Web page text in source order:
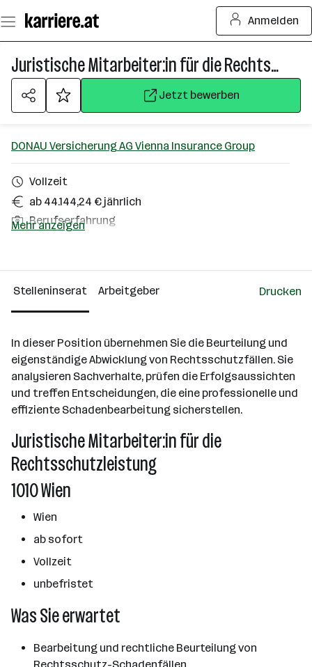
Seiteninhalt
springen
Anmelden
Juristische Mitarbeiter:in für die Rechtsschutzleistung
Jetzt bewerben
DONAU Versicherung AG Vienna Insurance Group
Vollzeit
ab 44.144,24 € jährlich
Berufserfahrung
Wien
Mehr anzeigen
Stelleninserat Arbeitgeber Drucken
In dieser Position übernehmen Sie die Beurteilung und
eigenständige Abwicklung von Rechtsschutzfällen. Sie
analysieren Sachverhalte, prüfen die Erfolgsaussichten
und treffen Entscheidungen, die eine professionelle und
effiziente Schadenbearbeitung sicherstellen.
Juristische Mitarbeiter:in für die
Rechtsschutzleistung
1010 Wien
Wien
ab sofort
Vollzeit
unbefristet
Was Sie erwartet
Bearbeitung und rechtliche Beurteilung von